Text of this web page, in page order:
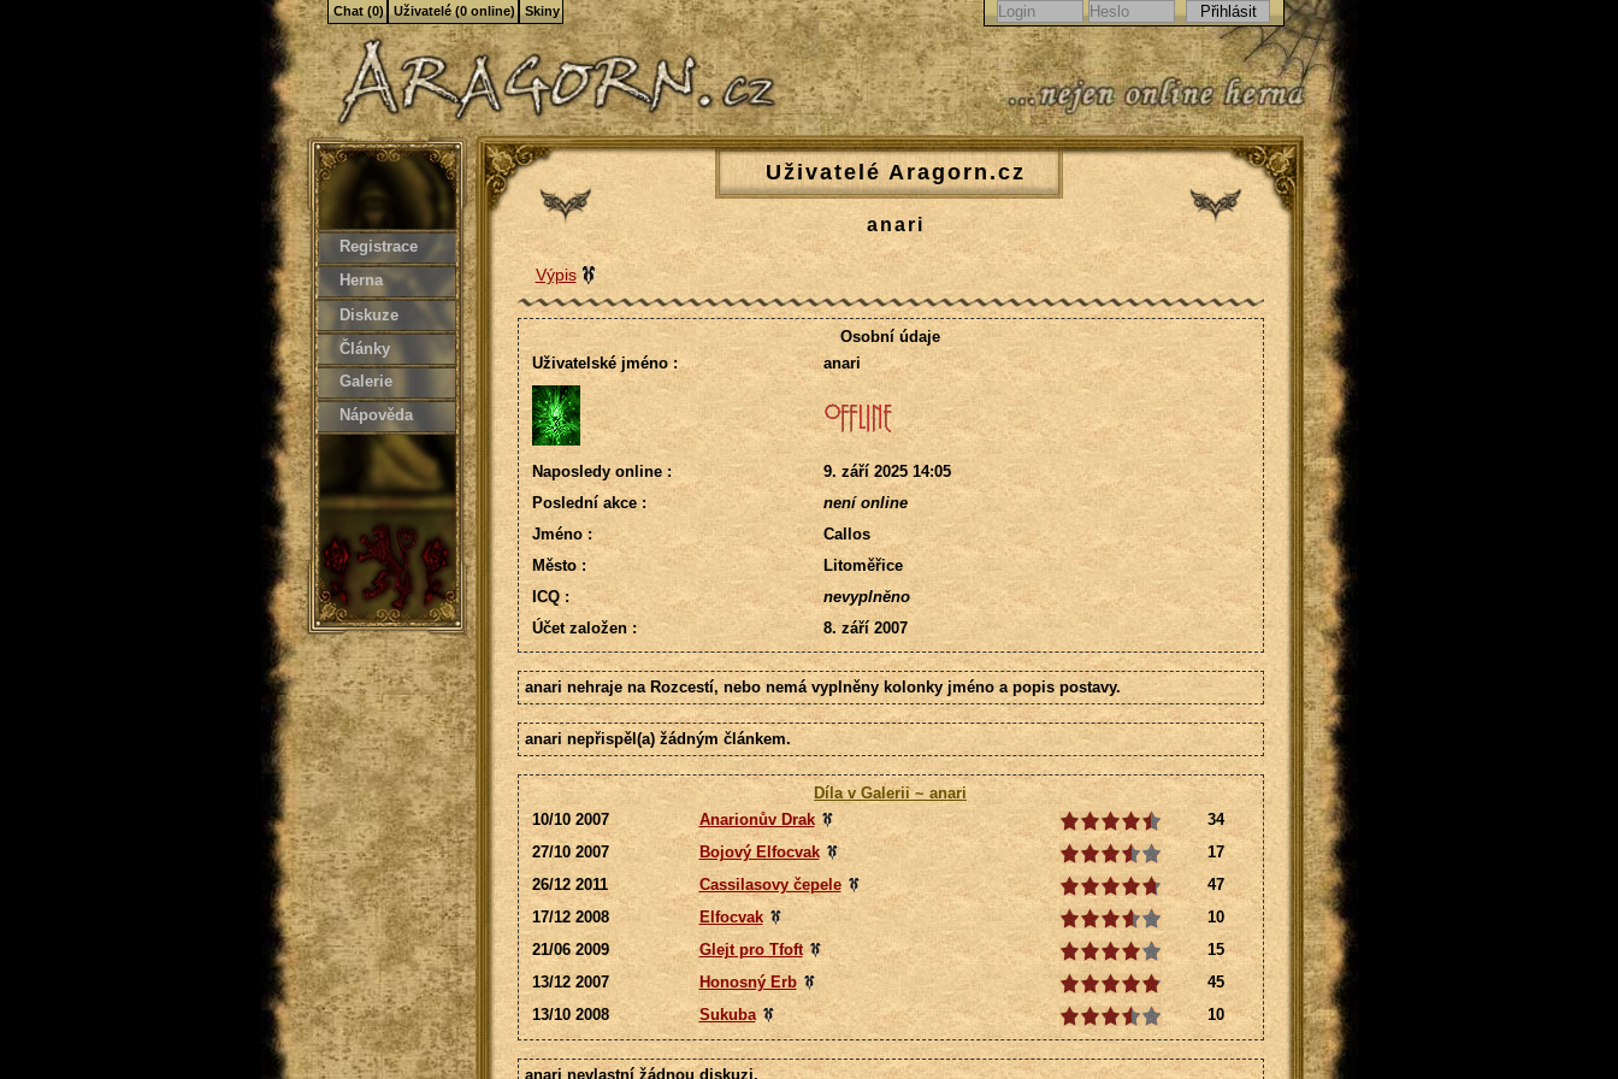
Registrace
Herna
Diskuze
Články
Galerie
Nápověda
Uživatelé Aragorn.cz
anari
Výpis
Osobní údaje
Uživatelské jméno :
anari
Naposledy online :
9. září 2025 14:05
Poslední akce :
není online
Jméno :
Callos
Město :
Litoměřice
ICQ :
nevyplněno
Účet založen :
8. září 2007
anari nehraje na Rozcestí, nebo nemá vyplněny kolonky jméno a popis postavy.
anari nepřispěl(a) žádným článkem.
Díla v Galerii ~ anari
10/10 2007
Anarionův Drak
34
27/10 2007
Bojový Elfocvak
17
26/12 2011
Cassilasovy čepele
47
17/12 2008
Elfocvak
10
21/06 2009
Glejt pro Tfoft
15
13/12 2007
Honosný Erb
45
13/10 2008
Sukuba 10
anari nevlastní žádnou diskuzi.
Chat (0) Uživatelé (0 online) Skiny